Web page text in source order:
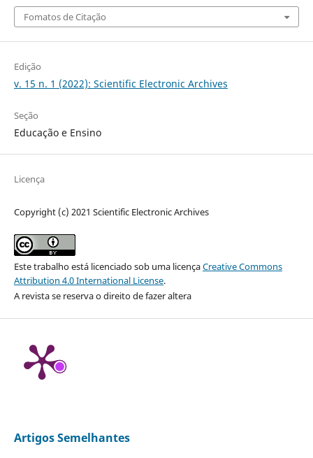
Fomatos de Citação
Edição
v. 15 n. 1 (2022): Scientific Electronic Archives
Seção
Educação e Ensino
Licença
Copyright (c) 2021 Scientific Electronic Archives
Este trabalho está licenciado sob uma licençaCreative Commons
Attribution 4.0 International License.
A revista se reserva o direito de fazer altera
Artigos Semelhantes